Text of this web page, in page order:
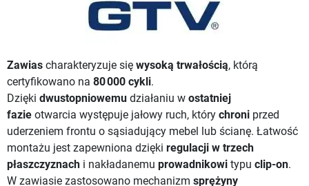
Zawias charakteryzuje się wysoką trwałością, którą
certyfikowano na 80 000 cykli.
Dzięki dwustopniowemu działaniu w ostatniej
fazie otwarcia występuje jałowy ruch, który chroni przed
uderzeniem frontu o sąsiadujący mebel lub ścianę. Łatwość
montażu jest zapewniona dzięki regulacji w trzech
płaszczyznach i nakładanemu prowadnikowi typu clip-on.
W zawiasie zastosowano mechanizm sprężyny